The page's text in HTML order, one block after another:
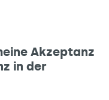
Akzeptanz
in der